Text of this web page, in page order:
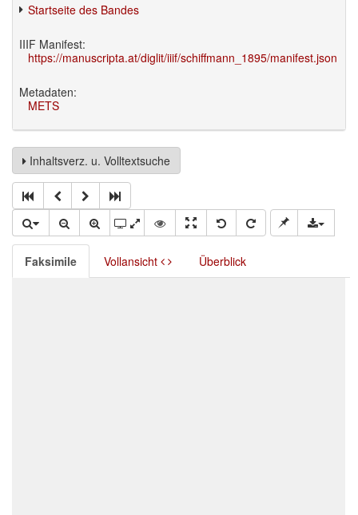
Startseite des Bandes
IIIF Manifest:
https://manuscripta.at/diglit/iiif/schiffmann_1895/manifest.json
Metadaten:
METS
Inhaltsverz. u. Volltextsuche
Faksimile Vollansicht Überblick